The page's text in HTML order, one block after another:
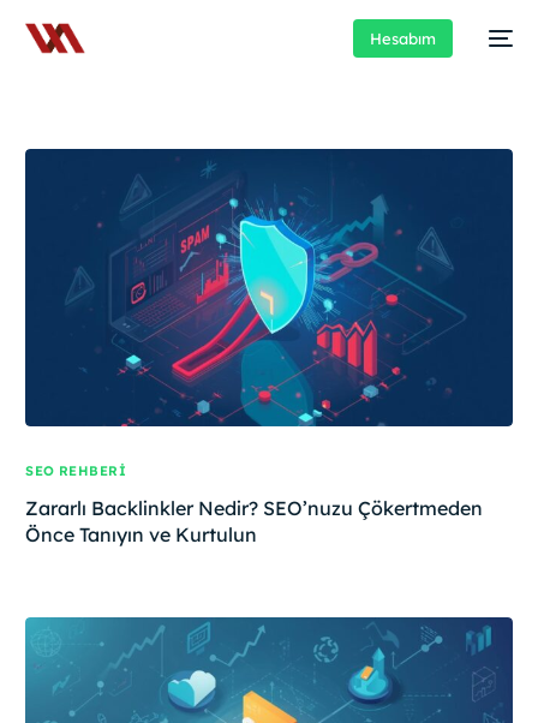
Hesabım
SEO REHBERI
Zararlı Backlinkler Nedir? SEO’nuzu Çökertmeden
Önce Tanıyın ve Kurtulun